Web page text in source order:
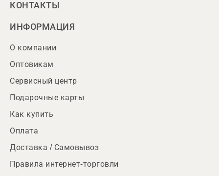
КОНТАКТЫ
ИНФОРМАЦИЯ
О компании
Оптовикам
Сервисный центр
Подарочные карты
Как купить
Оплата
Доставка / Самовывоз
Правила интернет-торговли